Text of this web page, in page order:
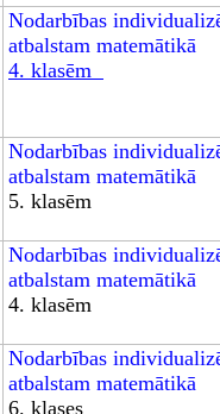
Nodarbības
atbalstam matemātikā
4. klasēm
Nodarbības
atbalstam matemātikā
5. klasēm
Nodarbības
atbalstam matemātikā
4. klasēm
Nodarbības
atbalstam matemātikā
6. klases